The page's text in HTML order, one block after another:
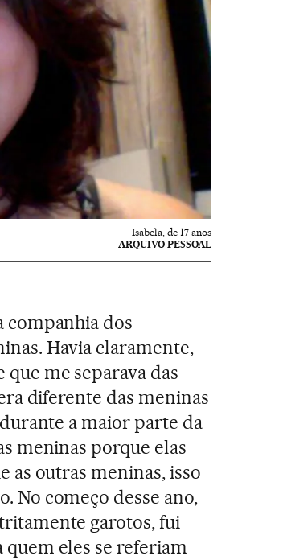
Isabela, de 17 anos
ARQUIVO PESSOAL
companhia dos
Havia claramente,
me separava das
diferente das meninas
a maior parte da
meninas porque elas
as outras meninas, isso
No começo desse ano,
garotos, fui
eles se referiam